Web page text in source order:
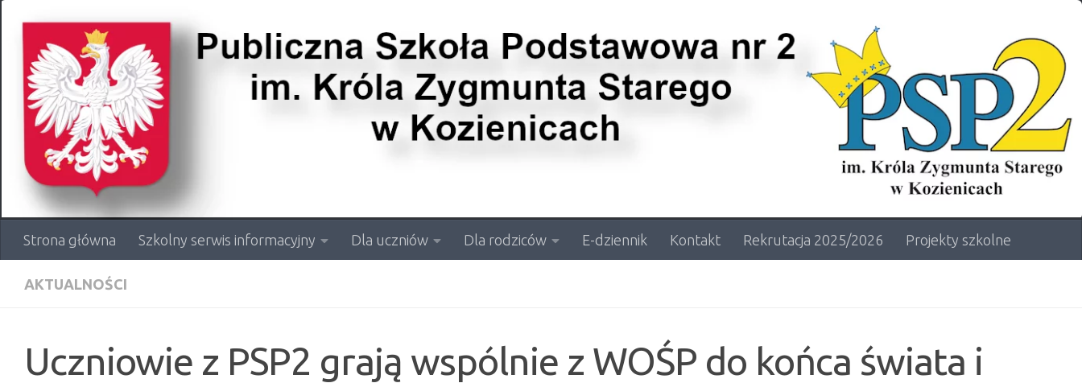
Przejdź do treści
Strona główna Szkolny serwis informacyjny Dla uczniów Dla rodziców E-dziennik Kontakt Rekrutacja 2025/2026 Projekty szkolne
AKTUALNOŚCI
Uczniowie z PSP2 grają wspólnie z WOŚP do końca świata i